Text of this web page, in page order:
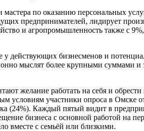
по оказанию персональных
предпринимателей, лидирует
и агропромышленность также с
действующих бизнесменов и
мыслят более крупными суммами
желание работать на себя и
условиям участники опроса в Омске
(24%). Каждый пятый видит в
бизнеса с основной работой на
вместе с семьёй или близкими.